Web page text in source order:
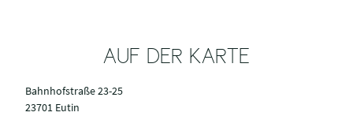
AUF DER KARTE
Bahnhofstraße 23-25
23701 Eutin